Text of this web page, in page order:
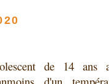
de 14 ans